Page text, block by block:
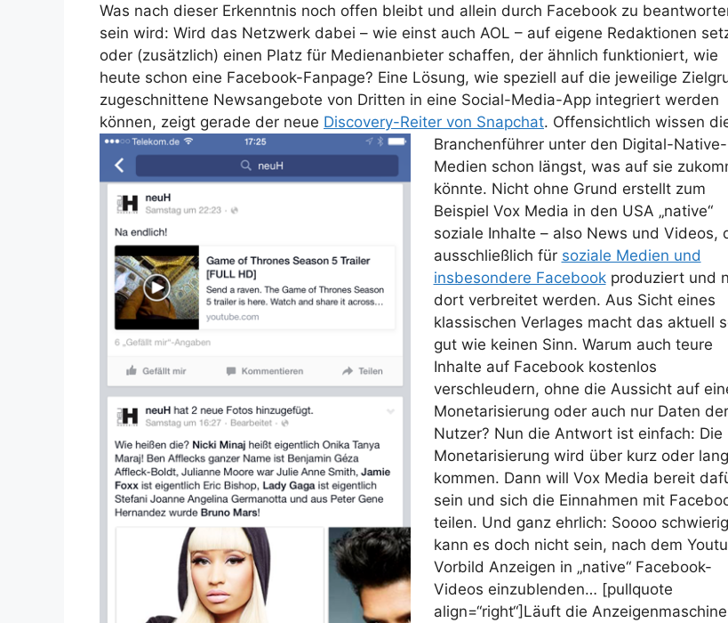
Was nach dieser Erkenntnis noch offen bleibt und allein durch Facebook zu
sein wird: Wird das Netzwerk dabei – wie einst auch AOL – auf eigene Redaktionen
oder (zusätzlich) einen Platz für Medienanbieter schaffen, der ähnlich funktioniert, wie
heute schon eine Facebook-Fanpage? Eine Lösung, wie speziell auf die jeweilige
zugeschnittene Newsangebote von Dritten in eine Social-Media-App integriert werden
können, zeigt gerade der neue Discovery-Reiter von Snapchat. Offensichtlich wissen
Branchenführer unter den Digital-Native-
Medien schon längst, was auf sie
könnte. Nicht ohne Grund erstellt zum
Beispiel Vox Media in den USA „native“
soziale Inhalte – also News und Videos,
ausschließlich für soziale Medien und
insbesondere Facebookproduziert und
dort verbreitet werden. Aus Sicht eines
klassischen Verlages macht das aktuell
gut wie keinen Sinn. Warum auch teure
Inhalte auf Facebook kostenlos
verschleudern, ohne die Aussicht auf
Monetarisierung oder auch nur Daten der
Nutzer? Nun die Antwort ist einfach: Die
Monetarisierung wird über kurz oder lang
kommen. Dann will Vox Media bereit
sein und sich die Einnahmen mit
teilen. Und ganz ehrlich: Soooo schwierig
kann es doch nicht sein, nach dem
Vorbild Anzeigen in „native“ Facebook-
Videos einzublenden… [pullquote
align=“right“]Läuft die